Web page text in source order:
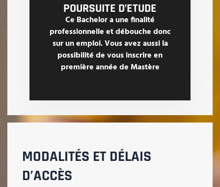
POURSUITE D’ETUDE
Ce Bachelor a une finalité
professionnelle et débouche donc
sur un emploi. Vous avez aussi la
possibilité de vous inscrire en
première année de Mastère
MODALITÉS ET DÉLAIS
D’ACCÈS